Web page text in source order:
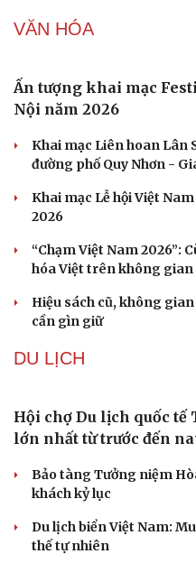
trạng khẩn cấp
lửa?
Lâm Đồng lập đơn vị
Mỹ duy trì sức mạnh
VĂN HÓA
Ấn tượng khai mạc
Nội năm 2026
đường phố Quy Nhơn -
2026
“Chạm Việt Nam 2026”:
Hiệu sách cũ, không
DU LỊCH